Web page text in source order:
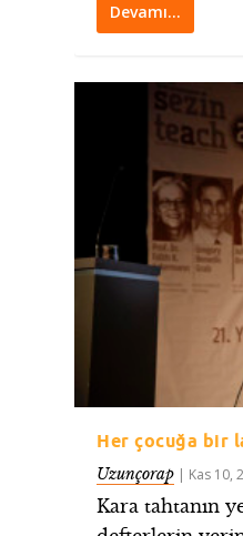
Devamı…
Her çocuğa bir
Uzunçorap | Kas 10,
Kara tahtanın